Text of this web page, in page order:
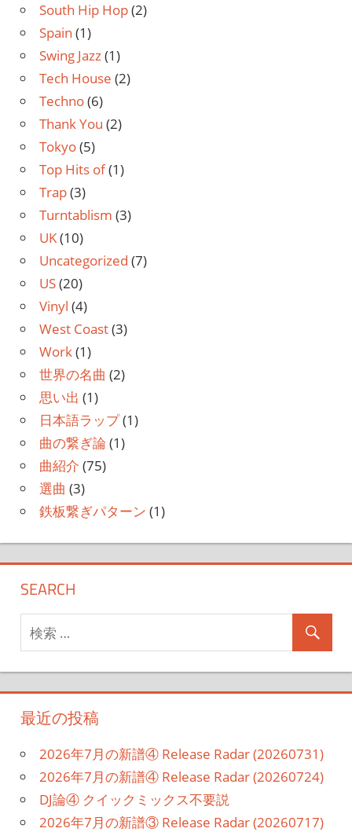
South Hip Hop(2)
Spain (1)
Swing Jazz(1)
Tech House (2)
Techno(6)
Thank You (2)
Tokyo(5)
Top Hits of(1)
Trap(3)
Turntablism (3)
UK(10)
Uncategorized (7)
US(20)
Vinyl (4)
West Coast(3)
Work(1)
世界の名曲 (2)
思い出 (1)
日本語ラップ(1)
曲の繋ぎ論 (1)
曲紹介 (75)
選曲 (3)
鉄板繋ぎパターン (1)
SEARCH
最近の投稿
2026年7月の新譜④ Release Radar (20260731)
2026年7月の新譜④ Release Radar (20260724)
DJ論④ クイックミックス不要説
2026年7月の新譜③ Release Radar (20260717)